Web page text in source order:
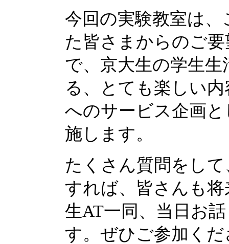
今回の実験教室は
た皆さまからのご
で、京大生の学生
る、とても楽しい
へのサービス企画
施します。
たくさん質問をし
すれば、皆さんも
生AT一同、当日お
す。ぜひご参加く